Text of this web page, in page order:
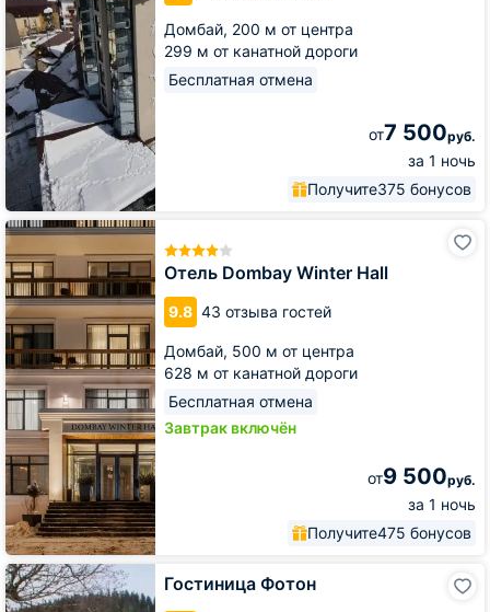
Домбай, 200 м от центра
299 м от канатной дороги
Бесплатная отмена
от7 500руб.
за 1 ночь
Получите375 бонусов
Отель Dombay Winter Hall
9.8 43 отзыва гостей
Домбай, 500 м от центра
628 м от канатной дороги
Бесплатная отмена
Завтрак включён
от9 500руб.
за 1 ночь
Получите475 бонусов
Отель
Dombay
Winter
Hall
Гостиница Фотон
Гостиница
Фотон